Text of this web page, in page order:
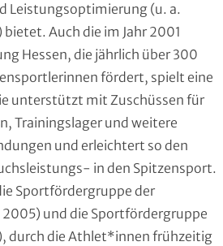
Leistungsoptimierung (u. a.
Auch die im Jahr 2001
Hessen, die jährlich über 300
fördert, spielt eine
unterstützt mit Zuschüssen für
Trainingslager und weitere
und erleichtert so den
in den Spitzensport.
Sportfördergruppe der
2005) und die Sportfördergruppe
durch die Athlet*innen frühzeitig